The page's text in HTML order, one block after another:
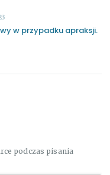
w przypadku apraksji.
podczas pisania